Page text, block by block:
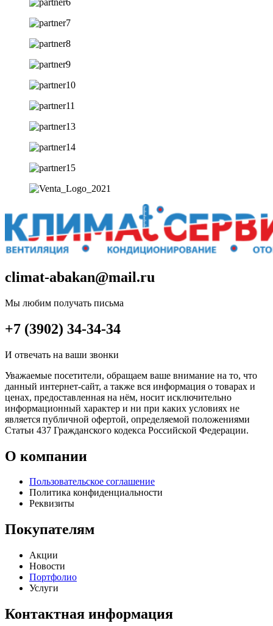
climat-abakan@mail.ru
Мы любим получать письма
+7 (3902) 34-34-34
И отвечать на ваши звонки
Уважаемые посетители, обращаем ваше внимание на то, что
данный интернет-сайт, а также вся информация о товарах и
ценах, предоставленная на нём, носит исключительно
информационный характер и ни при каких условиях не
является публичной офертой, определяемой положениями
Статьи 437 Гражданского кодекса Российской Федерации.
О компании
Пользовательское соглашение
Политика конфиденциальности
Реквизиты
Покупателям
Акции
Новости
Портфолио
Услуги
Контактная информация